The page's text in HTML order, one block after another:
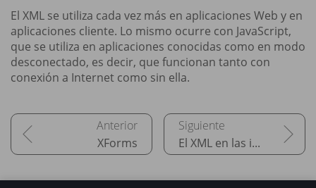
El XML se utiliza cada vez más en aplicaciones Web y en
aplicaciones cliente. Lo mismo ocurre con JavaScript,
que se utiliza en aplicaciones conocidas como en modo
desconectado, es decir, que funcionan tanto con
conexión a Internet como sin ella.
XForms El XML en las interfaces persona-máquina